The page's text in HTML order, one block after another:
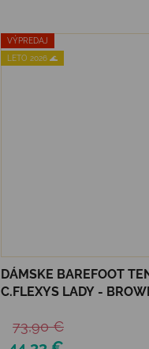
VÝPREDAJ
LETO 2026 🌊
DÁMSKE BAREFOOT
C.FLEXYS LADY -
73,90 €